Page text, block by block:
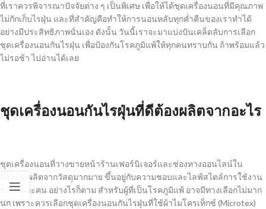
ที่เราควรพิจารณาปัจจัยต่าง ๆ เป็นพิเศษ เพื่อให้ได้ชุดเครื่องนอนที่มีคุณภาพ
ไม่กักเก็บไรฝุ่น และที่สำคัญคือทำให้การนอนหลับทุกค่ำคืนของเราทำได้
อย่างมีประสิทธิภาพนั่นเอง ดังนั้น วันนี้เราจะมาแบ่งปันเคล็ดลับการเลือก
ชุดเครื่องนอนกันไรฝุ่น เพื่อป้องกันโรคภูมิแพ้ให้ทุกคนทราบกัน ถ้าพร้อมแล้ว
ไม่รอช้า ไปอ่านได้เลย
ชุดเครื่องนอนกันไรฝุ่นที่ดีต้องผลิตจากอะไร
ชุดเครื่องนอนที่วางขายหน้าร้านเฟอร์นิเจอร์และช่องทางออนไลน์ใน
ปัจจุบัน ผลิตจากวัสดุมากมาย ขึ้นอยู่กับความชอบและไลฟ์สไตล์การใช้งาน
ของแต่ละคน อย่างไรก็ตาม สำหรับผู้ที่เป็นโรคภูมิแพ้ อาจมีทางเลือกไม่มาก
นัก เพราะควรเลือกชุดเครื่องนอนกันไรฝุ่นที่ใช้ผ้าไมโครเท็กซ์ (Microtex)